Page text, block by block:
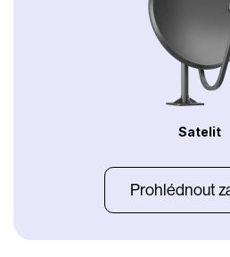
Satelit
Prohlédnout